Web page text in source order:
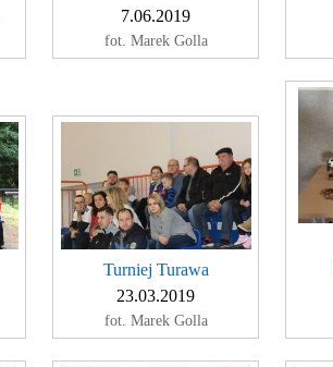
7.06.2019
fot. Marek Golla
Turniej Turawa
23.03.2019
fot. Marek Golla